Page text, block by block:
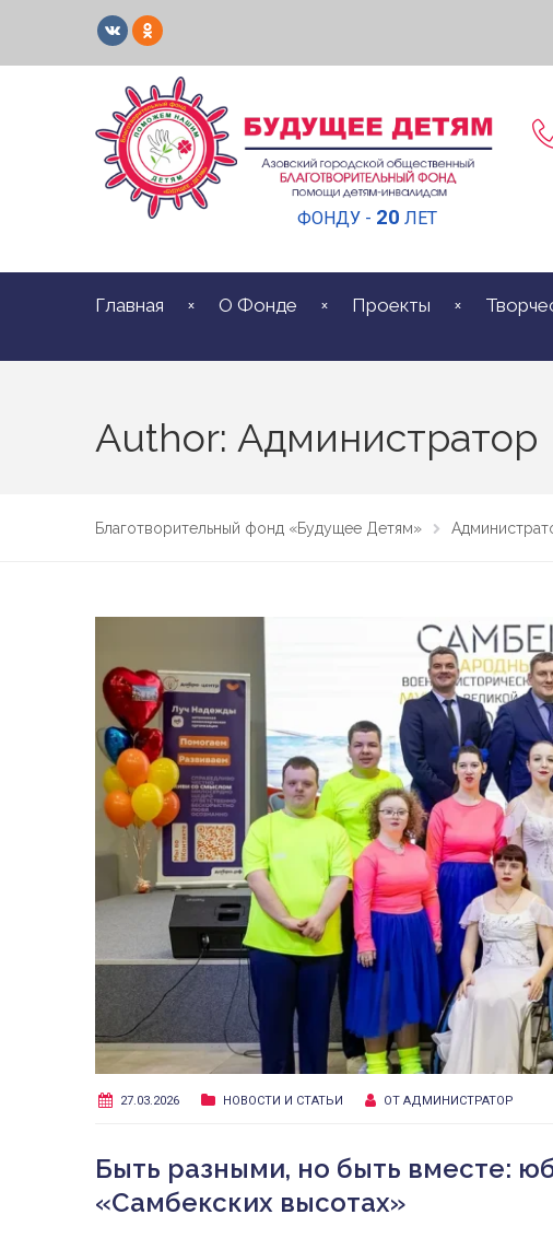
ФОНДУ - 20 ЛЕТ
Главная О Фонде Проекты
Author: Администратор
Благотворительный фонд «Будущее Детям»
27.03.2026 НОВОСТИ И СТАТЬИ ОТ АДМИНИСТРАТОР
Быть разными, но быть вместе:
«Самбекских высотах»